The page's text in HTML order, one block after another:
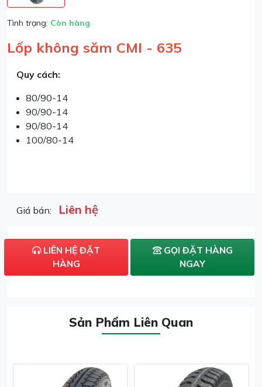
Tình trạng: Còn hàng
Lốp không săm CMI - 635
Quy cách:
80/90-14
90/90-14
90/80-14
100/80-14
Giá bán: Liên hệ
LIÊN HỆ ĐẶT
HÀNG
GỌI ĐẶT HÀNG
NGAY
Sản Phẩm Liên Quan